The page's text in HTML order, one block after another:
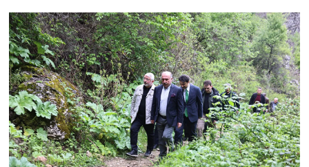
Sungurlu Haberleri
Turizm
Uğurludağ Haberleri
Yaşam
Yayla Haber